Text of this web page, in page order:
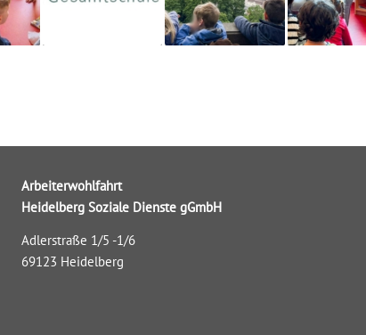
Arbeiterwohlfahrt
Heidelberg Soziale Dienste gGmbH
Adlerstraße 1/5 -1/6
69123 Heidelberg